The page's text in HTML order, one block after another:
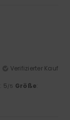
Verifizierter Kauf
: 5/5 Größe: